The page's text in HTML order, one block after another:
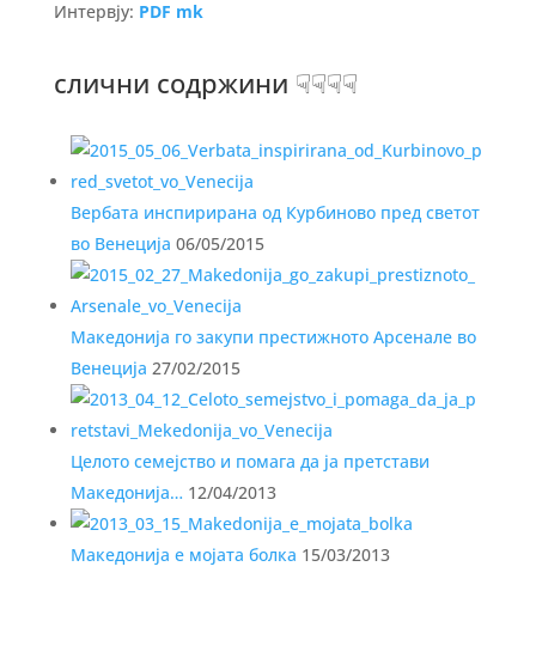
Интервју: PDF mk
слични содржини ☟☟☟☟
Вербата инспирирана од Курбиново пред светот
во Венеција 06/05/2015
Македонија го закупи престижното Арсенале во
Венеција 27/02/2015
Целото семејство и помага да ја претстави
Македонија… 12/04/2013
Македонија е мојата болка 15/03/2013